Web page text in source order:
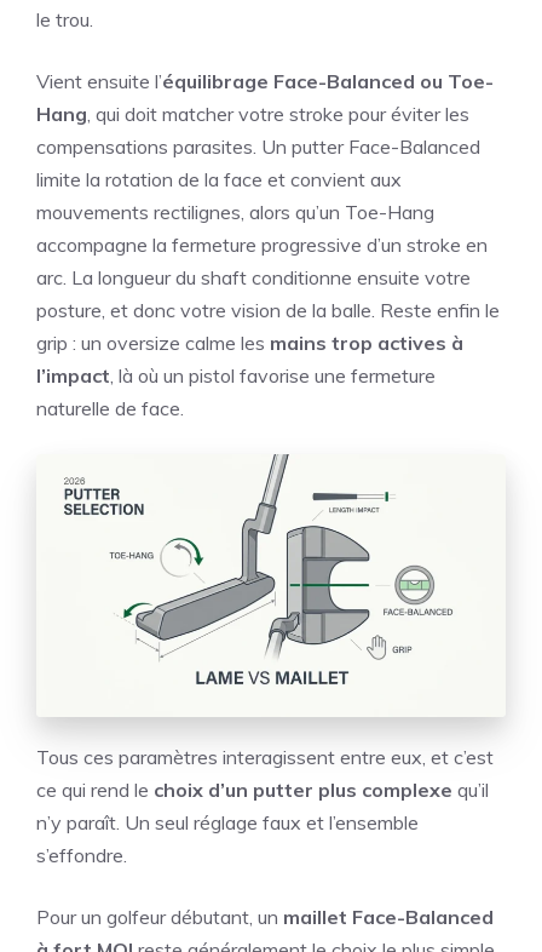
le trou.
Vient ensuite l’équilibrage Face-Balanced ou Toe-
Hang, qui doit matcher votre stroke pour éviter les
compensations parasites. Un putter Face-Balanced
limite la rotation de la face et convient aux
mouvements rectilignes, alors qu’un Toe-Hang
accompagne la fermeture progressive d’un stroke en
arc. La longueur du shaft conditionne ensuite votre
posture, et donc votre vision de la balle. Reste enfin le
grip : un oversize calme les mains trop actives à
l’impact, là où un pistol favorise une fermeture
naturelle de face.
Tous ces paramètres interagissent entre eux, et c’est
ce qui rend le choix d’un putter plus complexe qu’il
n’y paraît. Un seul réglage faux et l’ensemble
s’effondre.
Pour un golfeur débutant, un maillet Face-Balanced